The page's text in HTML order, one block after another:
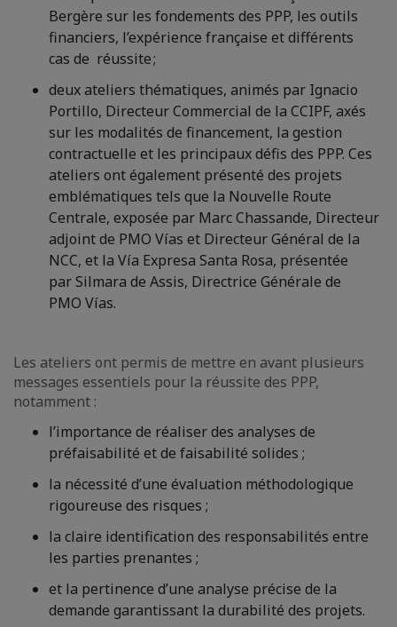
Bergère sur les fondements des PPP, les outils
financiers, l’expérience française et différents
cas de réussite ;
deux ateliers thématiques, animés par Ignacio
Portillo, Directeur Commercial de la CCIPF, axés
sur les modalités de financement, la gestion
contractuelle et les principaux défis des PPP. Ces
ateliers ont également présenté des projets
emblématiques tels que la Nouvelle Route
Centrale, exposée par Marc Chassande, Directeur
adjoint de PMO Vías et Directeur Général de la
NCC, et la Vía Expresa Santa Rosa, présentée
par Silmara de Assis, Directrice Générale de
PMO Vías.
Les ateliers ont permis de mettre en avant plusieurs
messages essentiels pour la réussite des PPP,
notamment :
l’importance de réaliser des analyses de
préfaisabilité et de faisabilité solides ;
la nécessité d’une évaluation méthodologique
rigoureuse des risques ;
la claire identification des responsabilités entre
les parties prenantes ;
et la pertinence d’une analyse précise de la
demande garantissant la durabilité des projets.